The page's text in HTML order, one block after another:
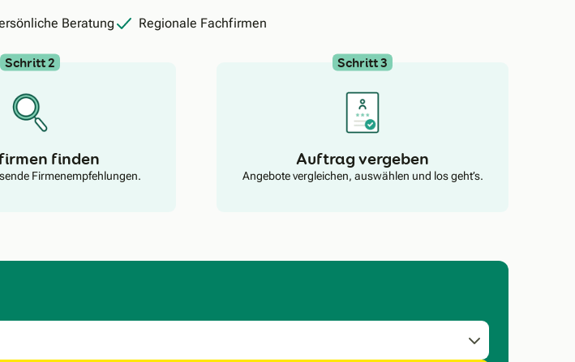
Beratung Regionale Fachfirmen
Schritt 2
finden
Firmenempfehlungen.
Schritt 3
Auftrag vergeben
Angebote vergleichen, auswählen und los geht’s.